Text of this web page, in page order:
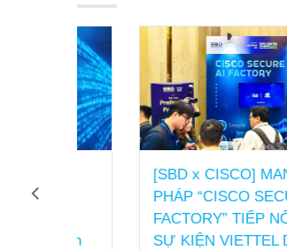
[SBD x CISCO] MANG GIẢI
PHÁP “CISCO SECURE AI
FACTORY” TIẾP NỐI CHUỖI
SỰ KIỆN VIETTEL DCCI